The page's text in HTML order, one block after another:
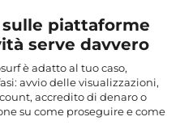
sulle piattaforme
serve davvero
è adatto al tuo caso,
avvio delle visualizzazioni,
accredito di denaro o
su come proseguire e come